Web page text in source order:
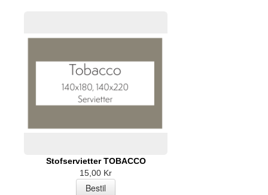
Stofservietter TOBACCO
15,00 Kr